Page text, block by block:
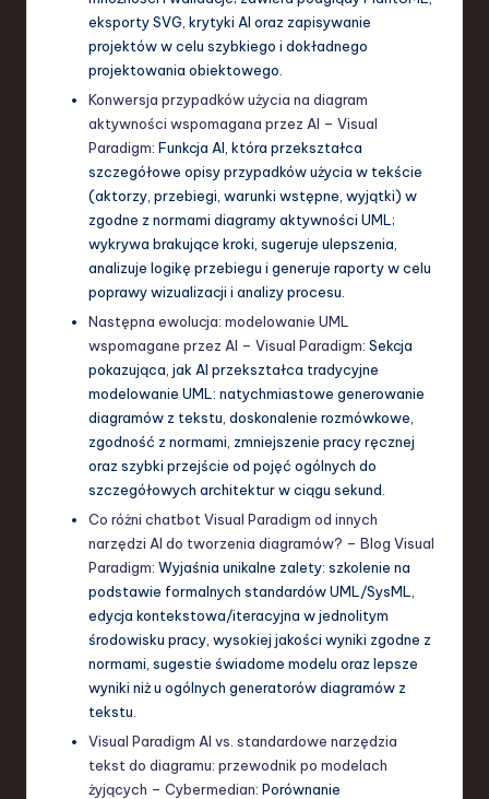
eksporty SVG, krytyki AI oraz zapisywanie
projektów w celu szybkiego i dokładnego
projektowania obiektowego.
Konwersja przypadków użycia na diagram
aktywności wspomagana przez AI – Visual
Paradigm: Funkcja AI, która przekształca
szczegółowe opisy przypadków użycia w tekście
(aktorzy, przebiegi, warunki wstępne, wyjątki) w
zgodne z normami diagramy aktywności UML;
wykrywa brakujące kroki, sugeruje ulepszenia,
analizuje logikę przebiegu i generuje raporty w celu
poprawy wizualizacji i analizy procesu.
Następna ewolucja: modelowanie UML
wspomagane przez AI – Visual Paradigm: Sekcja
pokazująca, jak AI przekształca tradycyjne
modelowanie UML: natychmiastowe generowanie
diagramów z tekstu, doskonalenie rozmówkowe,
zgodność z normami, zmniejszenie pracy ręcznej
oraz szybki przejście od pojęć ogólnych do
szczegółowych architektur w ciągu sekund.
Co różni chatbot Visual Paradigm od innych
narzędzi AI do tworzenia diagramów? – Blog Visual
Paradigm: Wyjaśnia unikalne zalety: szkolenie na
podstawie formalnych standardów UML/SysML,
edycja kontekstowa/iteracyjna w jednolitym
środowisku pracy, wysokiej jakości wyniki zgodne z
normami, sugestie świadome modelu oraz lepsze
wyniki niż u ogólnych generatorów diagramów z
tekstu.
Visual Paradigm AI vs. standardowe narzędzia
tekst do diagramu: przewodnik po modelach
żyjących – Cybermedian: Porównanie